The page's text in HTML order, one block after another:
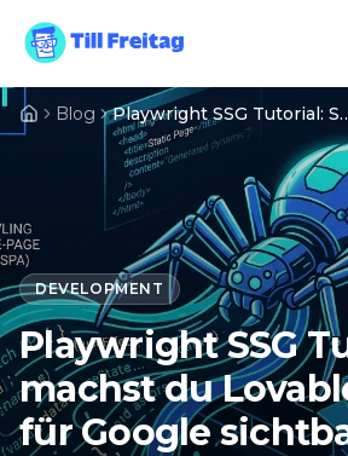
Blog Playwright SSG Tutorial: So
DEVELOPMENT
Playwright SSG
machst du
für Google